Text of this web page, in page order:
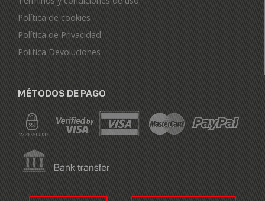
Política de cookies
Política de Privacidad
Politica Devoluciones
MÉTODOS DE PAGO